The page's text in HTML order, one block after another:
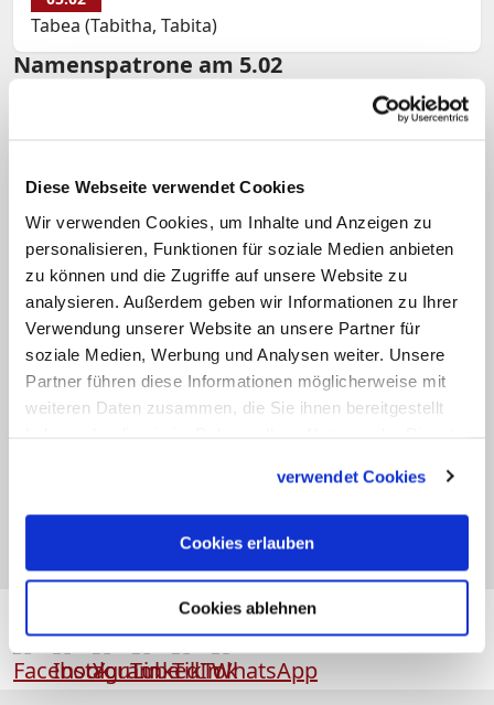
Diese Webseite verwendet Cookies
Wir verwenden Cookies, um Inhalte und Anzeigen zu
personalisieren, Funktionen für soziale Medien anbieten
zu können und die Zugriffe auf unsere Website zu
analysieren. Außerdem geben wir Informationen zu Ihrer
Verwendung unserer Website an unsere Partner für
soziale Medien, Werbung und Analysen weiter. Unsere
Partner führen diese Informationen möglicherweise mit
weiteren Daten zusammen, die Sie ihnen bereitgestellt
verwendet Cookies
Cookies erlauben
Cookies ablehnen
Tabea (Tabitha, Tabita)
Namenspatrone am 5.02
05.02
Agatha (Agathe)
05.02
Ingenuin (Ingwin) u. Albuin (Albwin, Alwin)
05.02
Tabea (Tabitha, Tabita)
katholisch.deauch hier: